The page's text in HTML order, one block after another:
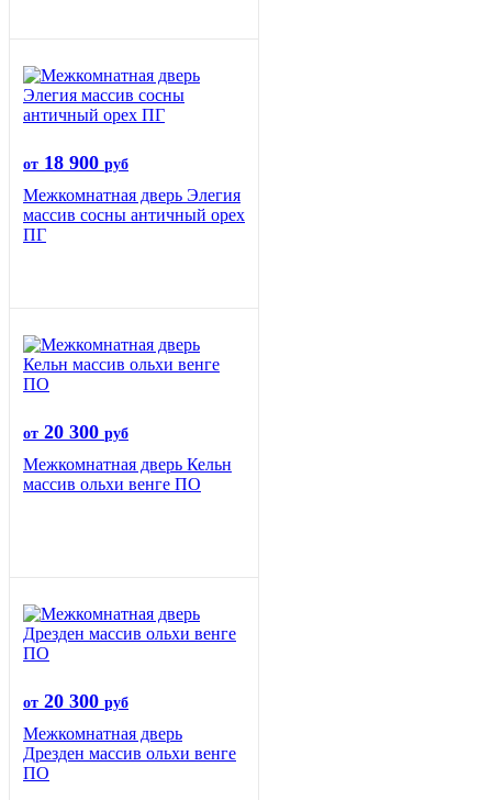
от 18 900 руб
Межкомнатная дверь Элегия
массив сосны античный орех
ПГ
от 20 300 руб
Межкомнатная дверь Кельн
массив ольхи венге ПО
от 20 300 руб
Межкомнатная дверь
Дрезден массив ольхи венге
ПО